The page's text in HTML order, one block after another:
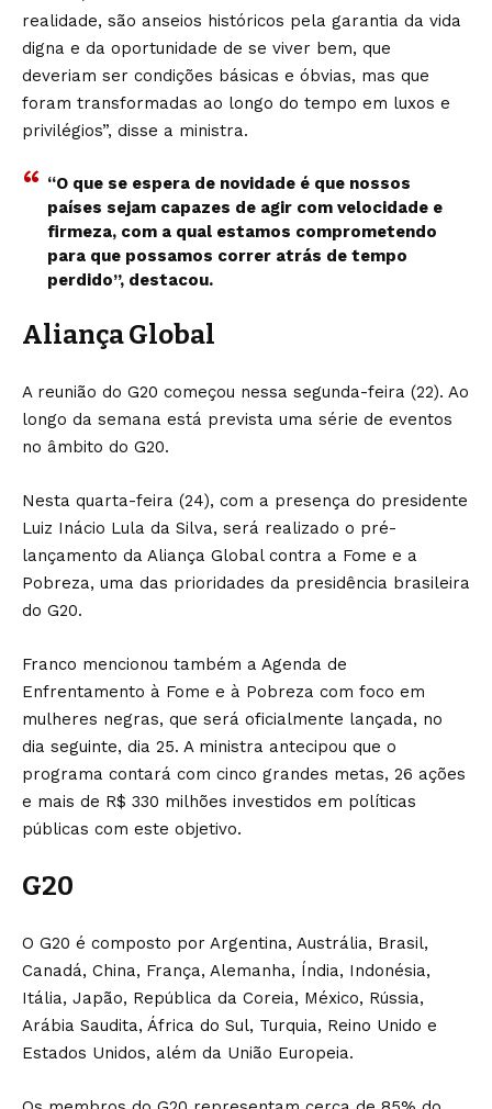
realidade, são anseios históricos pela garantia da vida
digna e da oportunidade de se viver bem, que
deveriam ser condições básicas e óbvias, mas que
foram transformadas ao longo do tempo em luxos e
privilégios”, disse a ministra.
“O que se espera de novidade é que nossos
países sejam capazes de agir com velocidade e
firmeza, com a qual estamos comprometendo
para que possamos correr atrás de tempo
perdido”, destacou.
Aliança Global
A reunião do G20 começou nessa segunda-feira (22). Ao
longo da semana está prevista uma série de eventos
no âmbito do G20.
Nesta quarta-feira (24), com a presença do presidente
Luiz Inácio Lula da Silva, será realizado o pré-
lançamento da Aliança Global contra a Fome e a
Pobreza, uma das prioridades da presidência brasileira
do G20.
Franco mencionou também a Agenda de
Enfrentamento à Fome e à Pobreza com foco em
mulheres negras, que será oficialmente lançada, no
dia seguinte, dia 25. A ministra antecipou que o
programa contará com cinco grandes metas, 26 ações
e mais de R$ 330 milhões investidos em políticas
públicas com este objetivo.
G20
O G20 é composto por Argentina, Austrália, Brasil,
Canadá, China, França, Alemanha, Índia, Indonésia,
Itália, Japão, República da Coreia, México, Rússia,
Arábia Saudita, África do Sul, Turquia, Reino Unido e
Estados Unidos, além da União Europeia.